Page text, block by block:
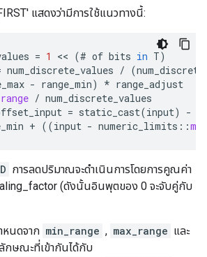
แสดงว่ามีการใช้แนวทางนี้:
= 1 << (# of bits in T)
num_discrete_values / (
- range_min) * range_adjust
range / num_discrete_values
= static_cast(input) -
+ ((input - numeric_limits ::min
การลดปริมาณจะดำเนินการโดยการคูณค่า
(ดังนั้นอินพุตของ 0 จะจับคู่กับ
นดจาก min_range , max_range และ
กษณะที่เข้ากันได้กับ